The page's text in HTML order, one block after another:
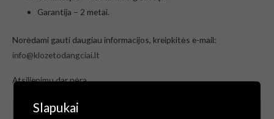
Garantija – 2 metai.
Norėdami gauti daugiau informacijos, kreipkitės e-mail:
info@klozetodangciai.lt
Atsiliepimų dar nėra.
Slapukai